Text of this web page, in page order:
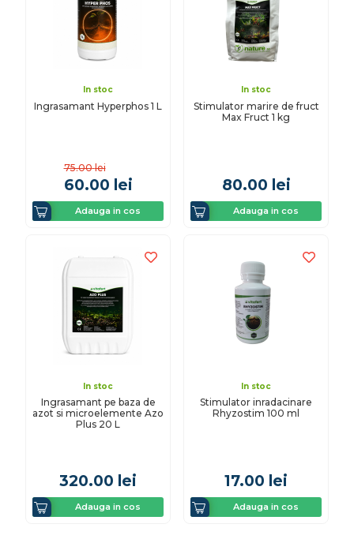
In stoc
Ingrasamant Hyperphos 1 L
75.00 lei
60.00 lei
Adauga in cos
In stoc
Stimulator marire de fruct
Max Fruct 1 kg
80.00 lei
Adauga in cos
In stoc
Ingrasamant pe baza de
azot si microelemente Azo
Plus 20 L
320.00 lei
Adauga in cos
In stoc
Stimulator inradacinare
Rhyzostim 100 ml
17.00 lei
Adauga in cos